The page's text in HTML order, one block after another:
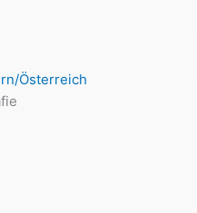
Österreich